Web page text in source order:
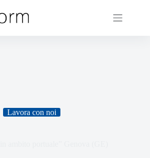
Lavora con noi